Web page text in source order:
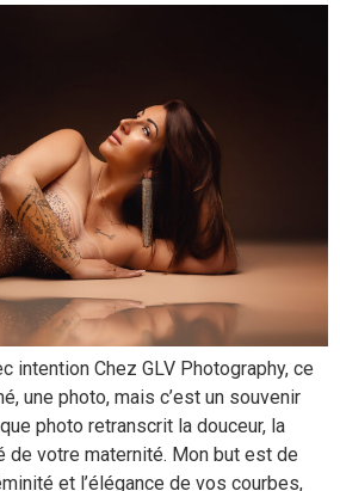
intention Chez GLV Photography, ce
une photo, mais c’est un souvenir
photo retranscrit la douceur, la
de votre maternité. Mon but est de
et l’élégance de vos courbes,